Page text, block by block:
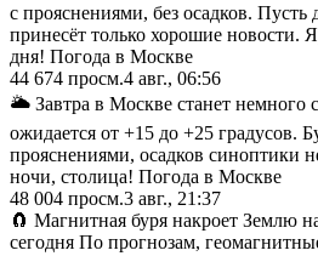
с прояснениями, без осадков. Пусть
принесёт только хорошие новости.
дня! Погода в Москве
44 674 просм.4 авг., 06:56
🌥 Завтра в Москве станет немного
ожидается от +15 до +25 градусов.
прояснениями, осадков синоптики
ночи, столица! Погода в Москве
48 004 просм.3 авг., 21:37
🧲 Магнитная буря накроет Землю
сегодня По прогнозам,